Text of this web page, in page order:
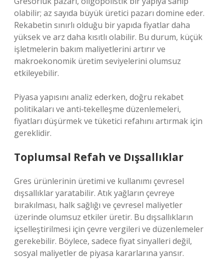
olabilir; az sayıda büyük üretici pazarı domine eder.
Rekabetin sınırlı olduğu bir yapıda fiyatlar daha
yüksek ve arz daha kısıtlı olabilir. Bu durum, küçük
işletmelerin bakım maliyetlerini artırır ve
makroekonomik üretim seviyelerini olumsuz
etkileyebilir.
Piyasa yapısını analiz ederken, doğru rekabet
politikaları ve anti‑tekelleşme düzenlemeleri,
fiyatları düşürmek ve tüketici refahını artırmak için
gereklidir.
Toplumsal Refah ve Dışsallıklar
Gres ürünlerinin üretimi ve kullanımı çevresel
dışsallıklar yaratabilir. Atık yağların çevreye
bırakılması, halk sağlığı ve çevresel maliyetler
üzerinde olumsuz etkiler üretir. Bu dışsallıkların
içselleştirilmesi için çevre vergileri ve düzenlemeler
gerekebilir. Böylece, sadece fiyat sinyalleri değil,
sosyal maliyetler de piyasa kararlarına yansır.